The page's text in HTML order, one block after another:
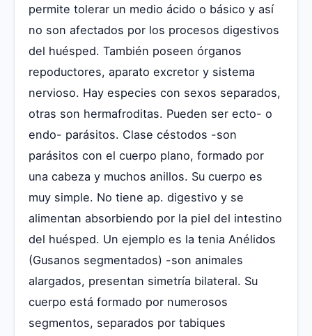
permite tolerar un medio ácido o básico y así
no son afectados por los procesos digestivos
del huésped. También poseen órganos
repoductores, aparato excretor y sistema
nervioso. Hay especies con sexos separados,
otras son hermafroditas. Pueden ser ecto- o
endo- parásitos. Clase céstodos -son
parásitos con el cuerpo plano, formado por
una cabeza y muchos anillos. Su cuerpo es
muy simple. No tiene ap. digestivo y se
alimentan absorbiendo por la piel del intestino
del huésped. Un ejemplo es la tenia Anélidos
(Gusanos segmentados) -son animales
alargados, presentan simetría bilateral. Su
cuerpo está formado por numerosos
segmentos, separados por tabiques